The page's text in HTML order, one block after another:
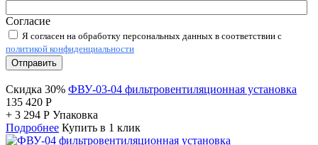
Согласие
Я согласен на обработку персональных данных в соответствии с
политикой конфиденциальности
Отправить
Скидка 30% ФВУ-03-04 фильтровентиляционная установка
135 420 Р
+ 3 294 Р Упаковка
Подробнее Купить в 1 клик